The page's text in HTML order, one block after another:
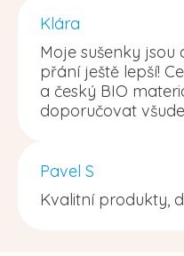
Klára
Moje sušenky
přání ještě lepší!
a český BIO
doporučovat
Pavel S
Kvalitní produkty,